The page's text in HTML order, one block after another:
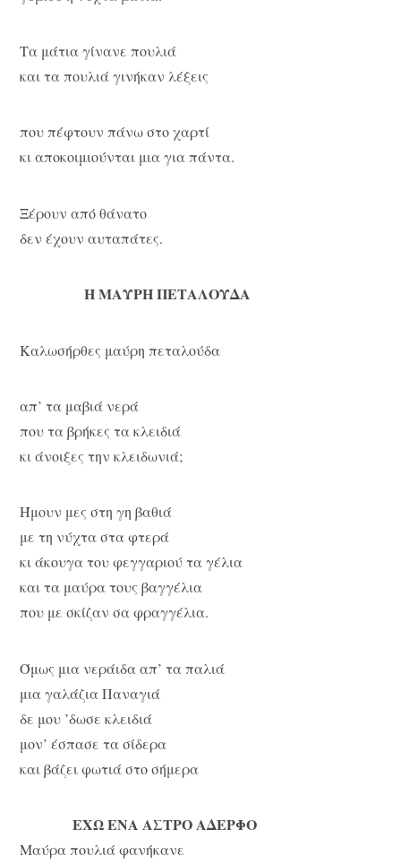
Τα μάτια γίνανε πουλιά
και τα πουλιά γινήκαν λέξεις
που πέφτουν πάνω στο χαρτί
κι αποκοιμιούνται μια για πάντα.
Ξέρουν από θάνατο
δεν έχουν αυταπάτες.
Η ΜΑΥΡΗ ΠΕΤΑΛΟΥΔΑ
Καλωσήρθες μαύρη πεταλούδα
απ’ τα μαβιά νερά
που τα βρήκες τα κλειδιά
κι άνοιξες την κλειδωνιά;
Ήμουν μες στη γη βαθιά
με τη νύχτα στα φτερά
κι άκουγα του φεγγαριού τα γέλια
και τα μαύρα τους βαγγέλια
που με σκίζαν σα φραγγέλια.
Όμως μια νεράιδα απ’ τα παλιά
μια γαλάζια Παναγιά
δε μου ’δωσε κλειδιά
μον’ έσπασε τα σίδερα
και βάζει φωτιά στο σήμερα
ΕΧΩ ΕΝΑ ΑΣΤΡΟ ΑΔΕΡΦΟ
Μαύρα πουλιά φανήκανε